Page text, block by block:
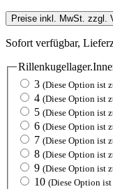
Preise inkl. MwSt. zzgl.
Sofort verfügbar,
3 (Diese Option ist
4 (Diese Option ist
5 (Diese Option ist
6 (Diese Option ist
7 (Diese Option ist
8 (Diese Option ist
9 (Diese Option ist
10 (Diese Option